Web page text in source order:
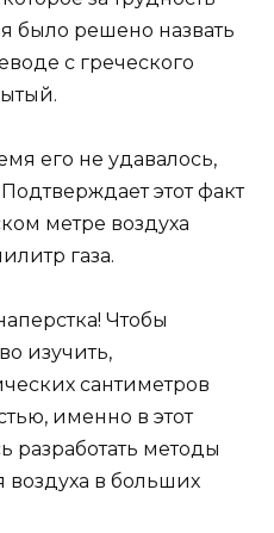
было решено назвать
с греческого
его не удавалось,
этот факт
метре воздуха
газа.
Чтобы
изучить,
сантиметров
именно в этот
разработать методы
в больших